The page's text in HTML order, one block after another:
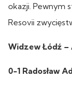
okazji. Pewnym
Resovii
Widzew Łódź –
0-1 Radosław